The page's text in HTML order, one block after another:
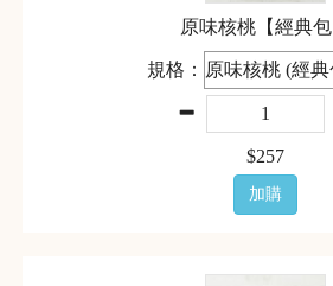
原味核桃【經典包
規格：
$257
加購